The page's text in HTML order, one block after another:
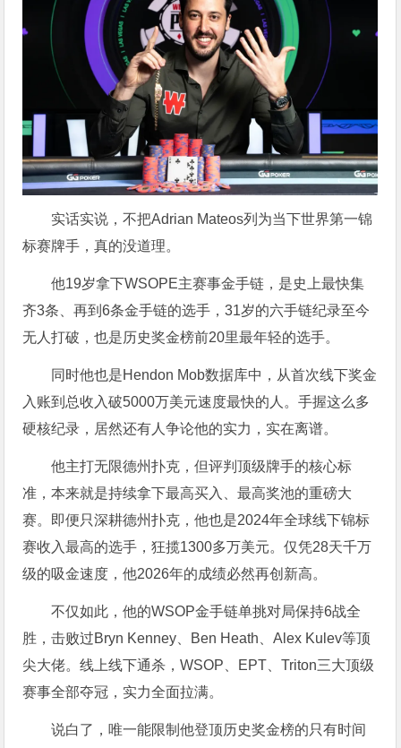
实话实说，不把Adrian Mateos列为当下世界第一锦
标赛牌手，真的没道理。
他19岁拿下WSOPE主赛事金手链，是史上最快集
齐3条、再到6条金手链的选手，31岁的六手链纪录至今
无人打破，也是历史奖金榜前20里最年轻的选手。
同时他也是Hendon Mob数据库中，从首次线下奖金
入账到总收入破5000万美元速度最快的人。手握这么多
硬核纪录，居然还有人争论他的实力，实在离谱。
他主打无限德州扑克，但评判顶级牌手的核心标
准，本来就是持续拿下最高买入、最高奖池的重磅大
赛。即便只深耕德州扑克，他也是2024年全球线下锦标
赛收入最高的选手，狂揽1300多万美元。仅凭28天千万
级的吸金速度，他2026年的成绩必然再创新高。
不仅如此，他的WSOP金手链单挑对局保持6战全
胜，击败过Bryn Kenney、Ben Heath、Alex Kulev等顶
尖大佬。线上线下通杀，WSOP、EPT、Triton三大顶级
赛事全部夺冠，实力全面拉满。
说白了，唯一能限制他登顶历史奖金榜的只有时间